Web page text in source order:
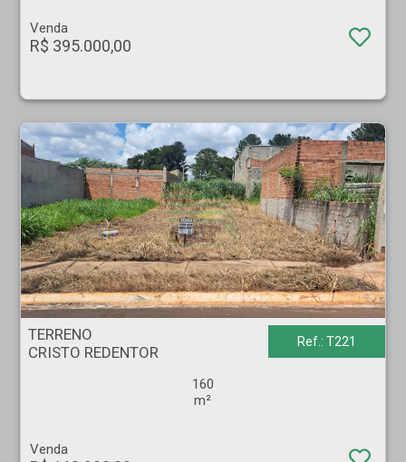
Venda
R$ 395.000,00
TERRENO - CRISTO REDENTOR - Ribeirão Preto
TERRENO
CRISTO REDENTOR
Ref.: T221
160
m²
Venda